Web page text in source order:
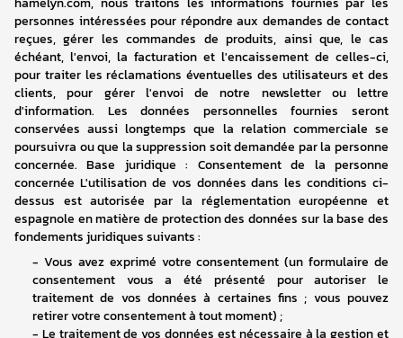
personnes intéressées pour répondre aux demandes de contact
reçues, gérer les commandes de produits, ainsi que, le cas
échéant, l'envoi, la facturation et l'encaissement de celles-ci,
pour traiter les réclamations éventuelles des utilisateurs et des
clients, pour gérer l'envoi de notre newsletter ou lettre
d'information. Les données personnelles fournies seront
conservées aussi longtemps que la relation commerciale se
poursuivra ou que la suppression soit demandée par la personne
concernée. Base juridique : Consentement de la personne
concernée L'utilisation de vos données dans les conditions ci-
dessus est autorisée par la réglementation européenne et
espagnole en matière de protection des données sur la base des
fondements juridiques suivants :
- Vous avez exprimé votre consentement (un formulaire de
consentement vous a été présenté pour autoriser le
traitement de vos données à certaines fins ; vous pouvez
retirer votre consentement à tout moment) ;
- Le traitement de vos données est nécessaire à la gestion et